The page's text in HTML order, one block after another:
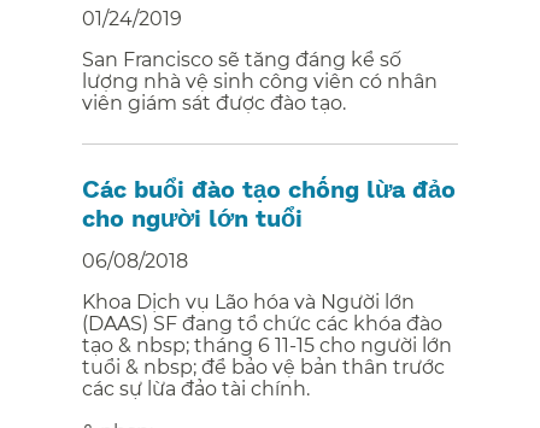
01/24/2019
San Francisco sẽ tăng đáng kể số
lượng nhà vệ sinh công viên có nhân
viên giám sát được đào tạo.​​
Các buổi đào tạo chống lừa đảo
cho người lớn tuổi​​
06/08/2018
Khoa Dịch vụ Lão hóa và Người lớn
(DAAS) SF đang tổ chức các khóa đào
tạo & nbsp; tháng 6 11-15 cho người lớn
tuổi & nbsp; để bảo vệ bản thân trước
các sự lừa đảo tài chính.